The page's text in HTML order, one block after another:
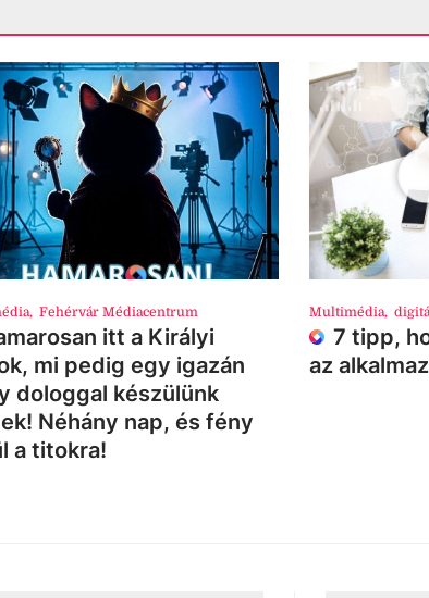
, Fehérvár Médiacentrum
itt a Királyi
mi pedig egy igazán
dologgal készülünk
Néhány nap, és fény
a titokra!
Multimédia,
7 tipp,
az